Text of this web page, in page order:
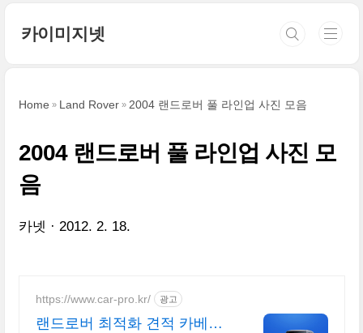
카이미지넷
Home Land Rover 2004 랜드로버 풀 라인업 사진 모음
2004 랜드로버 풀 라인업 사진 모
음
카넷 2012. 2. 18.
https://www.car-pro.kr/ 광고
랜드로버 최적화 견적 카베이